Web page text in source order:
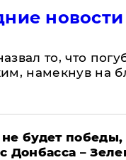
новости
то, что
намекнув на
будет победы,
Донбасса –